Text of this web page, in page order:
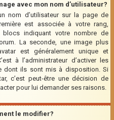
avec mon nom d’utilisateur?
nom d’utilisateur sur la page de
est associée à votre rang,
indiquant votre nombre de
La seconde, une image plus
est généralement unique et
à l’administrateur d’activer les
dont ils sont mis à disposition. Si
c’est peut-être une décision de
pour lui demander ses raisons.
le modifier?